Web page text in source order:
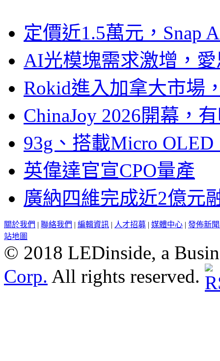
定價近1.5萬元，Snap
AI光模塊需求激增，
Rokid進入加拿大市場
ChinaJoy 2026開幕，
93g、搭載Micro
英偉達官宣CPO量產
廣納四維完成近2億元
關於我們 | 聯絡我們 | 編輯資訊 | 人才招募 | 媒體中心 | 發佈新
站地圖
© 2018 LEDinside, a
Corp. All rights reserved.